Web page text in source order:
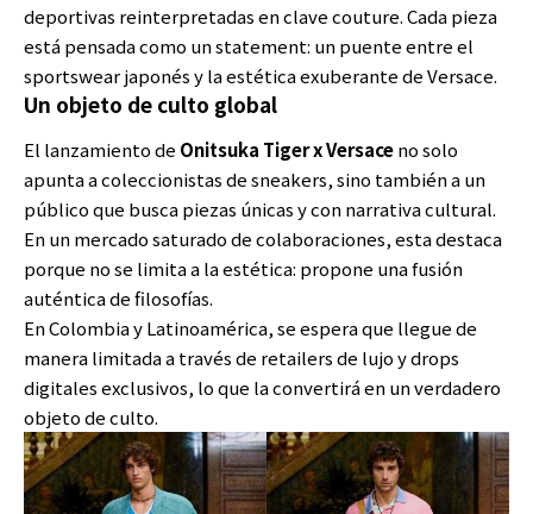
deportivas reinterpretadas en clave couture. Cada pieza
está pensada como un statement: un puente entre el
sportswear japonés y la estética exuberante de Versace.
Un objeto de culto global
El lanzamiento de Onitsuka Tiger x Versaceno solo
apunta a coleccionistas de sneakers, sino también a un
público que busca piezas únicas y con narrativa cultural.
En un mercado saturado de colaboraciones, esta destaca
porque no se limita a la estética: propone una fusión
auténtica de filosofías.
En Colombia y Latinoamérica, se espera que llegue de
manera limitada a través de retailers de lujo y drops
digitales exclusivos, lo que la convertirá en un verdadero
objeto de culto.